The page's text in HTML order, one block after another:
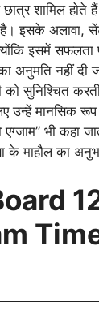
शामिल होते हैं
इसके अलावा,
इसमें सफलता
अनुमति नहीं दी
को सुनिश्चित
उन्हें मानसिक
एग्जाम” भी कहा
के माहौल का